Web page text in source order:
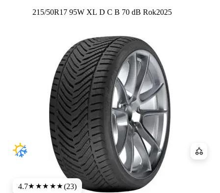
215/50R17 95W XL Etykieta:
D C B 70 dB Rok2025
4.7★★★★★(23)